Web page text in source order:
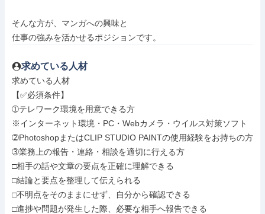
そんな方が、マンガへの興味と
仕事の強みを活かせるポジションです。
求めている人材
求めている人材
【✅必須条件】
➀テレワーク環境を用意できる方
※インターネット環境・PC・Webカメラ・ウイルス対策ソフト
➁PhotoshopまたはCLIP STUDIO PAINTの使用経験をお持ちの方
➂業務上の報告・連絡・相談を適切に行える方
□相手の話や文章の要点を正確に理解できる
□結論と要点を整理して伝えられる
□不明点をそのままにせず、自分から確認できる
□進捗や問題が発生した際、必要な相手へ報告できる